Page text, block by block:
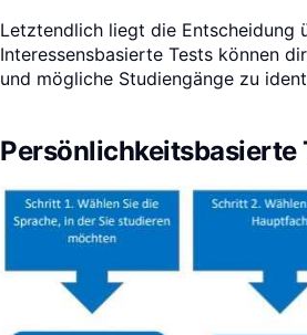
Letztendlich liegt die Entscheidung
Interessensbasierte Tests können
und mögliche Studiengänge zu
Persönlichkeitsbasierte